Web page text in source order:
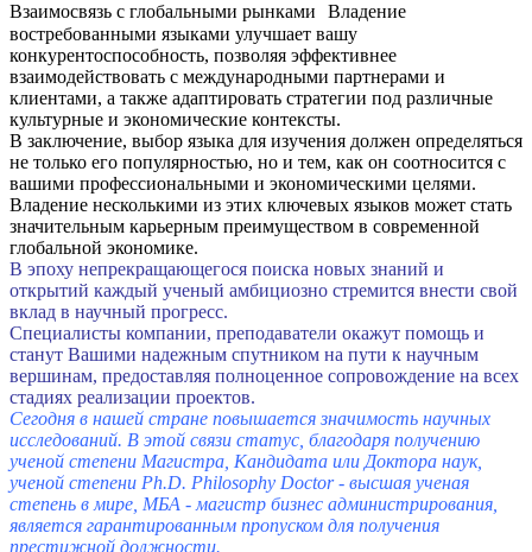
Взаимосвязь с глобальными рынками Владение
востребованными языками улучшает вашу
конкурентоспособность, позволяя эффективнее
взаимодействовать с международными партнерами и
клиентами, а также адаптировать стратегии под различные
культурные и экономические контексты.
В заключение, выбор языка для изучения должен определяться
не только его популярностью, но и тем, как он соотносится с
вашими профессиональными и экономическими целями.
Владение несколькими из этих ключевых языков может стать
значительным карьерным преимуществом в современной
глобальной экономике.
В эпоху непрекращающегося поиска новых знаний и
открытий каждый ученый амбициозно стремится внести свой
вклад в научный прогресс.
Специалисты компании, преподаватели окажут помощь и
станут Вашими надежным спутником на пути к научным
вершинам, предоставляя полноценное сопровождение на всех
стадиях реализации проектов.
Сегодня в нашей стране повышается значимость научных
исследований. В этой связи статус, благодаря получению
ученой степени Магистра, Кандидата или Доктора наук,
ученой степени Ph.D. Philosophy Doctor - высшая ученая
степень в мире, МБА - магистр бизнес администрирования,
является гарантированным пропуском для получения
престижной должности.